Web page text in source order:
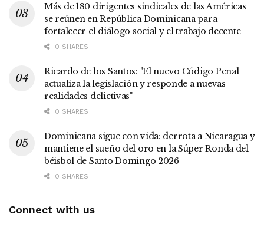
Más de 180 dirigentes sindicales de las Américas
se reúnen en República Dominicana para
fortalecer el diálogo social y el trabajo decente
0 SHARES
Ricardo de los Santos: "El nuevo Código Penal
actualiza la legislación y responde a nuevas
realidades delictivas"
0 SHARES
Dominicana sigue con vida: derrota a Nicaragua y
mantiene el sueño del oro en la Súper Ronda del
béisbol de Santo Domingo 2026
0 SHARES
Connect with us